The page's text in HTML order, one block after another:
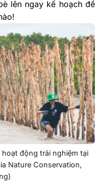
lên ngay kế hoạch để
động trải nghiệm tại
Nature Conservation,